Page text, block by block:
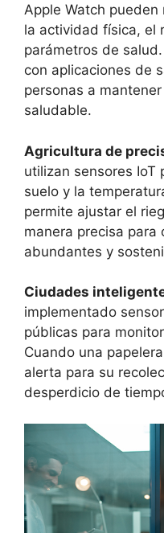
Apple Watch
la actividad física, el
parámetros de
con aplicaciones de
personas a
saludable.
Agricultura de
utilizan sensores IoT
suelo y la
permite ajustar el
manera precisa para
abundantes y
Ciudades
implementado
públicas para
Cuando una
alerta para su
desperdicio de